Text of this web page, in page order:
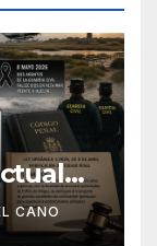
CANO